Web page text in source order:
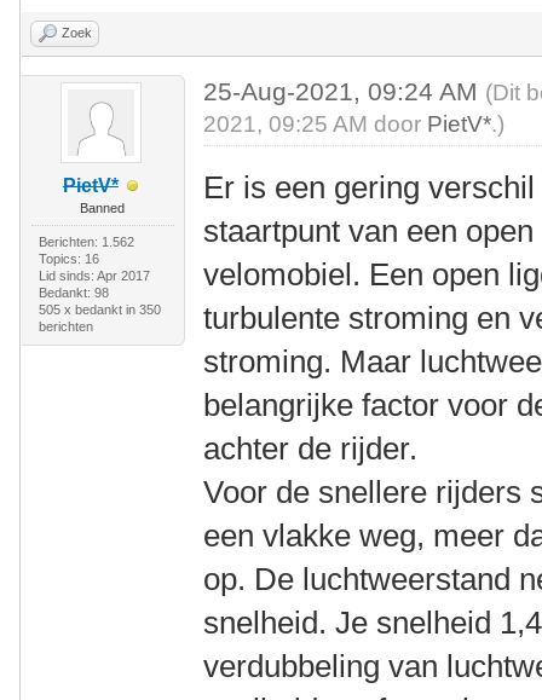
Zoek
PietV*
Banned
Berichten: 1.562
Topics: 16
Lid sinds: Apr 2017
Bedankt: 98
505 x bedankt in 350
berichten
25-Aug-2021, 09:24 AM (Dit
2021, 09:25 AM door PietV*.)
Er is een gering
staartpunt van een
velomobiel. Een open
turbulente stroming en
stroming. Maar
belangrijke factor voor
achter de rijder.
Voor de snellere rijders
een vlakke weg, meer
op. De luchtweerstand
snelheid. Je snelheid
verdubbeling van